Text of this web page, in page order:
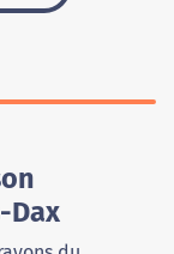
Dax